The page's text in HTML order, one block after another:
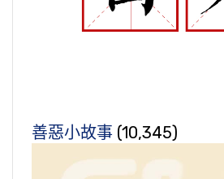
善惡小故事 (10,345)